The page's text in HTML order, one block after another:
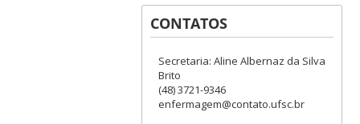
CONTATOS
Secretaria: Aline Albernaz da Silva
Brito
(48) 3721-9346
enfermagem@contato.ufsc.br